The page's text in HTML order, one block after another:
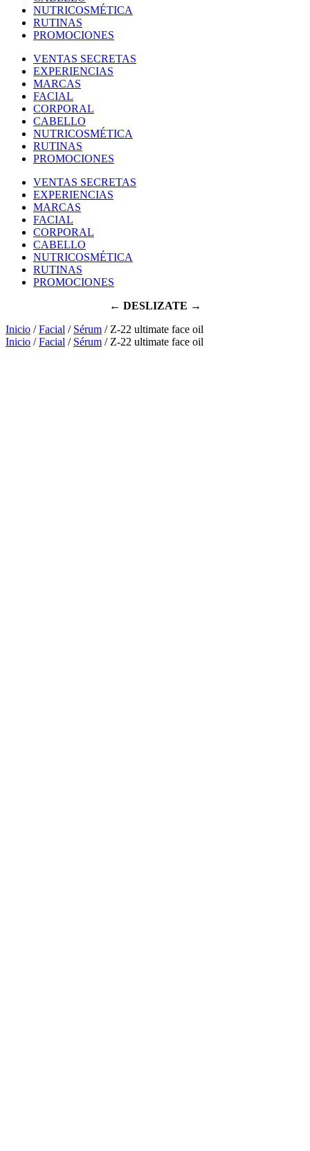
NUTRICOSMÉTICA
RUTINAS
PROMOCIONES
VENTAS SECRETAS
EXPERIENCIAS
MARCAS
FACIAL
CORPORAL
CABELLO
NUTRICOSMÉTICA
RUTINAS
PROMOCIONES
VENTAS SECRETAS
EXPERIENCIAS
MARCAS
FACIAL
CORPORAL
CABELLO
NUTRICOSMÉTICA
RUTINAS
PROMOCIONES
← DESLIZATE →
Inicio /Facial / Sérum / Z-22 ultimate face oil
Inicio /Facial / Sérum / Z-22 ultimate face oil